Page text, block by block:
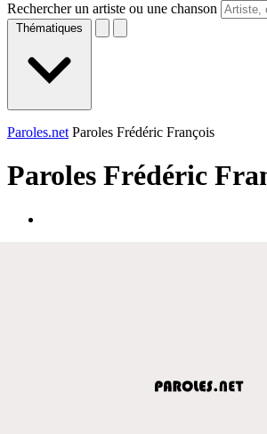
Rechercher un artiste ou une chanson
Thématiques
Paroles.net Paroles Frédéric François
Paroles Frédéric